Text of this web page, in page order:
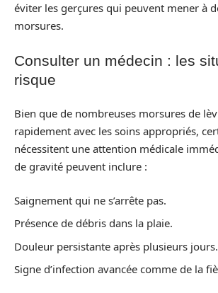
éviter les gerçures qui peuvent mener à
morsures.
Consulter un médecin : les
risque
Bien que de nombreuses morsures de
rapidement avec les soins appropriés,
nécessitent une attention médicale
de gravité peuvent inclure :
Saignement qui ne s’arrête pas.
Présence de débris dans la plaie.
Douleur persistante après plusieurs jours.
Signe d’infection avancée comme de la